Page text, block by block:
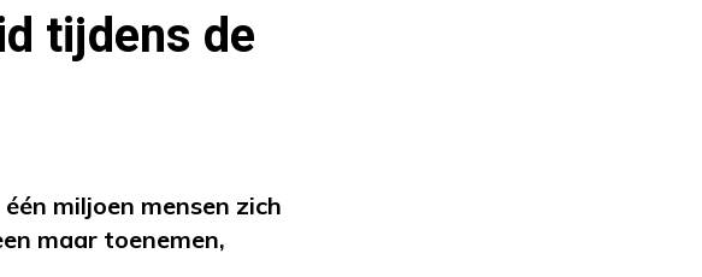
tijdens de
miljoen mensen zich
maar toenemen,